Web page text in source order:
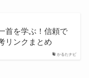
かるたナビ
首を学ぶ！信頼で
リンクまとめ